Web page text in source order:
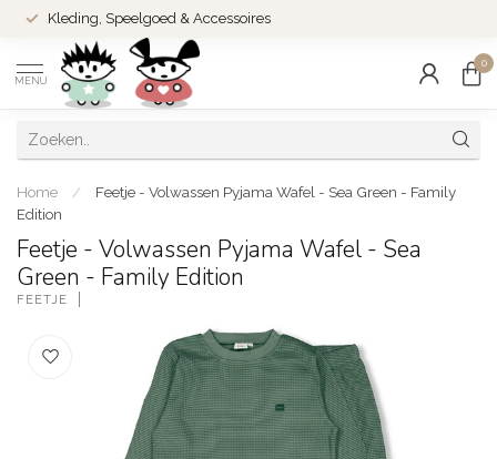
Kleding, Speelgoed & Accessoires
MENU
0
Home /
Feetje - Volwassen Pyjama Wafel - Sea Green - Family
Edition
Feetje - Volwassen Pyjama Wafel - Sea
Green - Family Edition
FEETJE